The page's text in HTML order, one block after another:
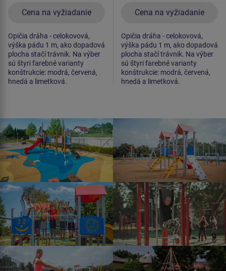
Cena na vyžiadanie
Opičia dráha - celokovová,
výška pádu 1 m, ako dopadová
plocha stačí trávnik. Na výber
sú štyri farebné varianty
konštrukcie: modrá, červená,
hnedá a limetková.
Cena na vyžiadanie
Opičia dráha - celokovová,
výška pádu 1 m, ako dopadová
plocha stačí trávnik. Na výber
sú štyri farebné varianty
konštrukcie: modrá, červená,
hnedá a limetková.